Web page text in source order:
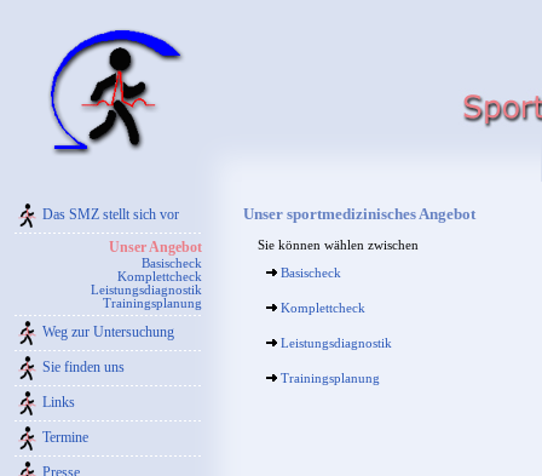
Das SMZ stellt sich vor
Unser Angebot
Basischeck
Komplettcheck
Leistungsdiagnostik
Trainingsplanung
Weg zur Untersuchung
Sie finden uns
Links
Termine
Presse
Unser sportmedizinisches Angebot
Sie können wählen zwischen
Basischeck
Komplettcheck
Leistungsdiagnostik
Trainingsplanung